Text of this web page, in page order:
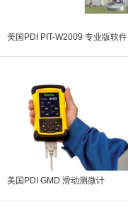
美国PDI PIT-W2009 专业版软件
美国PDI GMD 滑动测微计